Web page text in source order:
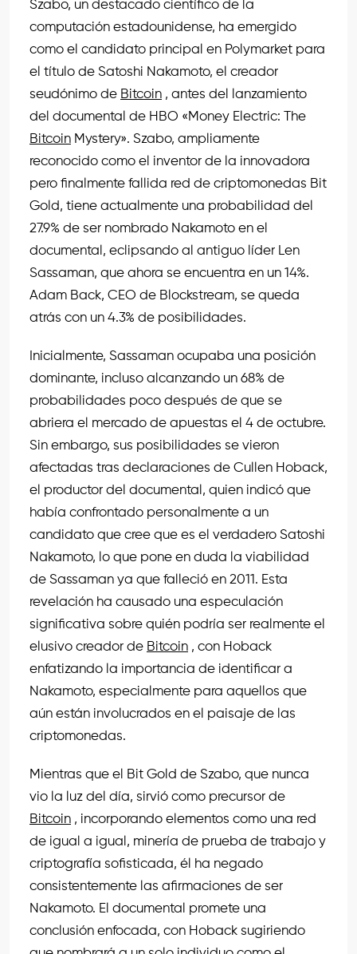
Szabo, un destacado científico de la
computación estadounidense, ha emergido
como el candidato principal en Polymarket para
el título de Satoshi Nakamoto, el creador
seudónimo de Bitcoin , antes del lanzamiento
del documental de HBO «Money Electric: The
Bitcoin Mystery». Szabo, ampliamente
reconocido como el inventor de la innovadora
pero finalmente fallida red de criptomonedas Bit
Gold, tiene actualmente una probabilidad del
27.9% de ser nombrado Nakamoto en el
documental, eclipsando al antiguo líder Len
Sassaman, que ahora se encuentra en un 14%.
Adam Back, CEO de Blockstream, se queda
atrás con un 4.3% de posibilidades.
Inicialmente, Sassaman ocupaba una posición
dominante, incluso alcanzando un 68% de
probabilidades poco después de que se
abriera el mercado de apuestas el 4 de octubre.
Sin embargo, sus posibilidades se vieron
afectadas tras declaraciones de Cullen Hoback,
el productor del documental, quien indicó que
había confrontado personalmente a un
candidato que cree que es el verdadero Satoshi
Nakamoto, lo que pone en duda la viabilidad
de Sassaman ya que falleció en 2011. Esta
revelación ha causado una especulación
significativa sobre quién podría ser realmente el
elusivo creador de Bitcoin , con Hoback
enfatizando la importancia de identificar a
Nakamoto, especialmente para aquellos que
aún están involucrados en el paisaje de las
criptomonedas.
Mientras que el Bit Gold de Szabo, que nunca
vio la luz del día, sirvió como precursor de
Bitcoin , incorporando elementos como una red
de igual a igual, minería de prueba de trabajo y
criptografía sofisticada, él ha negado
consistentemente las afirmaciones de ser
Nakamoto. El documental promete una
conclusión enfocada, con Hoback sugiriendo